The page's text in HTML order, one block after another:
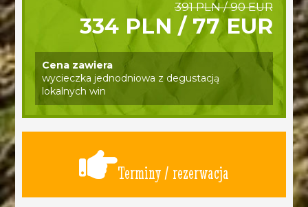
391 PLN / 90 EUR
334 PLN / 77 EUR
Cena zawiera
wycieczka jednodniowa z degustacją
lokalnych win
Terminy / rezerwacja